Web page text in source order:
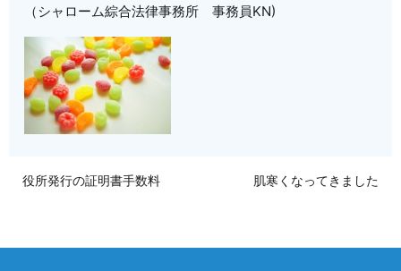
（シャローム綜合法律事務所 事務員KN)
役所発行の証明書手数料 肌寒くなってきました